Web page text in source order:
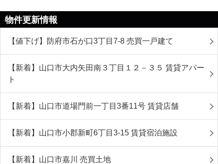
物件更新情報
【値下げ】防府市石が口3丁目7-8 売買一戸建て
【新着】山口市大内矢田南３丁目１２－３５ 賃貸アパー
ト
【新着】山口市道場門前一丁目3番11号 賃貸店舗
【新着】山口市小郡新町6丁目3-15 賃貸宿泊施設
【新着】山口市嘉川 売買土地